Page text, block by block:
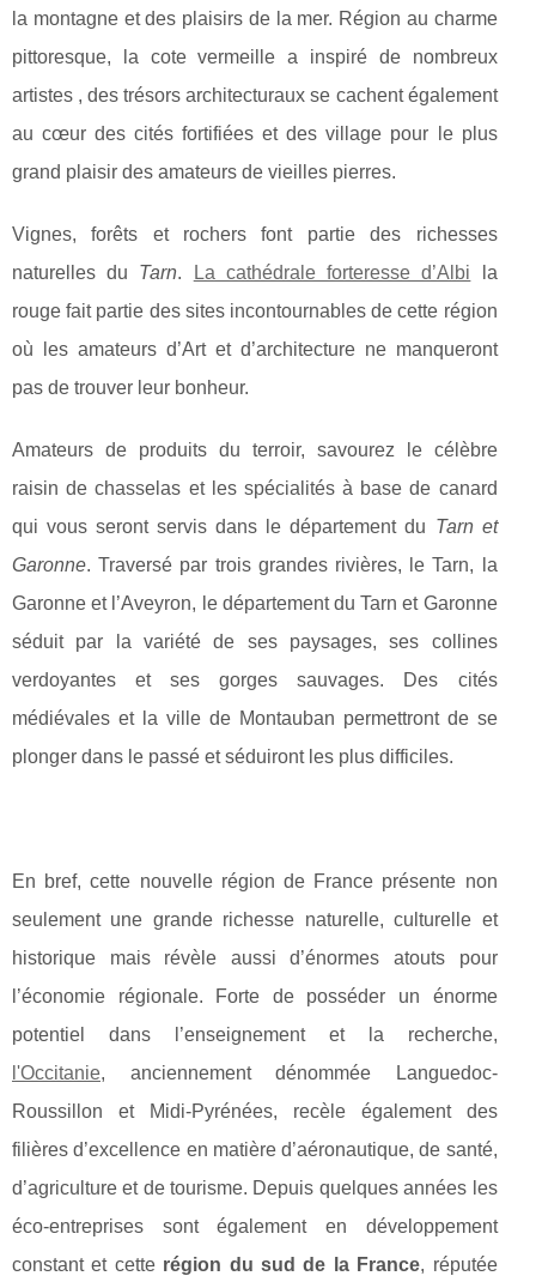
la montagne et des plaisirs de la mer. Région au charme
pittoresque, la cote vermeille a inspiré de nombreux
artistes , des trésors architecturaux se cachent également
au cœur des cités fortifiées et des village pour le plus
grand plaisir des amateurs de vieilles pierres.
Vignes, forêts et rochers font partie des richesses
naturelles du Tarn. La cathédrale forteresse d’Albi la
rouge fait partie des sites incontournables de cette région
où les amateurs d’Art et d’architecture ne manqueront
pas de trouver leur bonheur.
Amateurs de produits du terroir, savourez le célèbre
raisin de chasselas et les spécialités à base de canard
qui vous seront servis dans le département du Tarn et
Garonne. Traversé par trois grandes rivières, le Tarn, la
Garonne et l’Aveyron, le département du Tarn et Garonne
séduit par la variété de ses paysages, ses collines
verdoyantes et ses gorges sauvages. Des cités
médiévales et la ville de Montauban permettront de se
plonger dans le passé et séduiront les plus difficiles.
En bref, cette nouvelle région de France présente non
seulement une grande richesse naturelle, culturelle et
historique mais révèle aussi d’énormes atouts pour
l’économie régionale. Forte de posséder un énorme
potentiel dans l’enseignement et la recherche,
l'Occitanie, anciennement dénommée Languedoc-
Roussillon et Midi-Pyrénées, recèle également des
filières d’excellence en matière d’aéronautique, de santé,
d’agriculture et de tourisme. Depuis quelques années les
éco-entreprises sont également en développement
constant et cette région du sud de la France, réputée